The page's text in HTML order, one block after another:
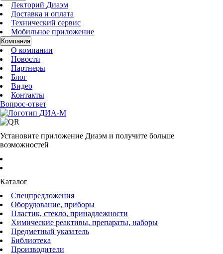
Лекторий Диаэм
Доставка и оплата
Технический сервис
Мобильное приложение
Компания
О компании
Новости
Партнеры
Блог
Видео
Контакты
Вопрос-ответ
Установите приложение Диаэм и получите больше
возможностей
Каталог
Спецпредложения
Оборудование, приборы
Пластик, стекло, принадлежности
Химические реактивы, препараты, наборы
Предметный указатель
Библиотека
Производители